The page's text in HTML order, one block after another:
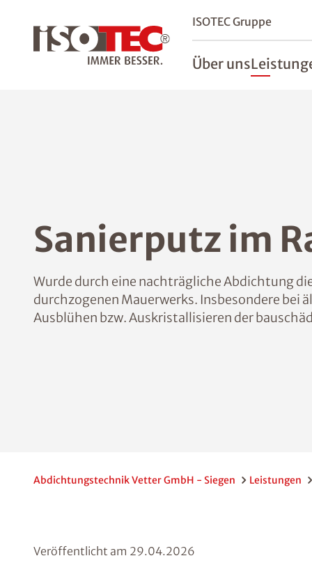
ISOTEC Gruppe
Über uns
Sanierputz im
Wurde durch eine nachträgliche Abdichtung
durchzogenen Mauerwerks. Insbesondere bei
Ausblühen bzw. Auskristallisieren der
Abdichtungstechnik Vetter GmbH - Siegen Leistungen
Veröffentlicht am 29.04.2026